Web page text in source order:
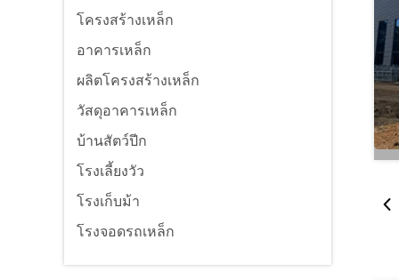
โครงสร้างเหล็ก
อาคารเหล็ก
ผลิตโครงสร้างเหล็ก
วัสดุอาคารเหล็ก
บ้านสัตว์ปีก
โรงเลี้ยงวัว
โรงเก็บม้า
โรงจอดรถเหล็ก